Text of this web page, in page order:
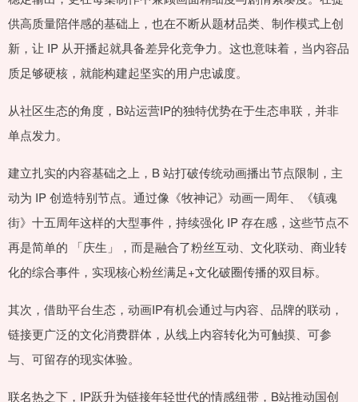
供高质量陪伴感的基础上，也在不断从题材品类、制作模式上创
新，让 IP 从开播起就具备差异化竞争力。这也意味着，当内容品
质足够硬核，就能构建起坚实的用户忠诚度。
从社区生态的角度，B站运营IP的独特优势在于生态串联，并非
单点发力。
建立扎实的内容基础之上，B 站打破传统动画播出节点限制，主
动为 IP 创造特别节点。通过像《牧神记》动画一周年、《镇魂
街》十五周年这样的大型事件，持续强化 IP 存在感，这些节点不
再是简单的 「庆生」，而是融合了粉丝互动、文化联动、商业转
化的综合事件，实现核心粉丝满足+文化破圈传播的双目标。
其次，借助平台生态，动画IP有机会通过与内容、品牌的联动，
链接更广泛的文化消费群体，从线上内容转化为可触摸、可参
与、可留存的现实体验。
联名热之下，IP跃升为链接年轻世代的情感纽带，B站推动国创